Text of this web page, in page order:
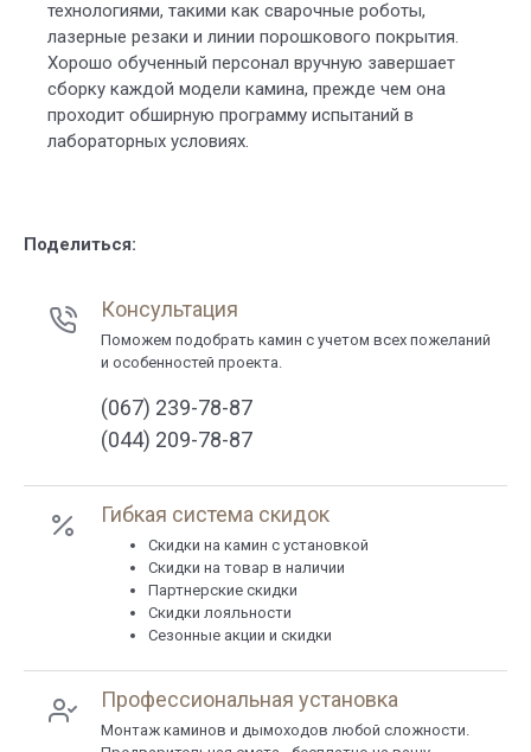
технологиями, такими как сварочные роботы,
лазерные резаки и линии порошкового покрытия.
Хорошо обученный персонал вручную завершает
сборку каждой модели камина, прежде чем она
проходит обширную программу испытаний в
лабораторных условиях.
Поделиться:
Консультация
Поможем подобрать камин с учетом всех пожеланий
и особенностей проекта.
(067) 239-78-87
(044) 209-78-87
Гибкая система скидок
Cкидки на камин с установкой
Скидки на товар в наличии
Партнерские скидки
Скидки лояльности
Сезонные акции и скидки
Профессиональная установка
Монтаж каминов и дымоходов любой сложности.